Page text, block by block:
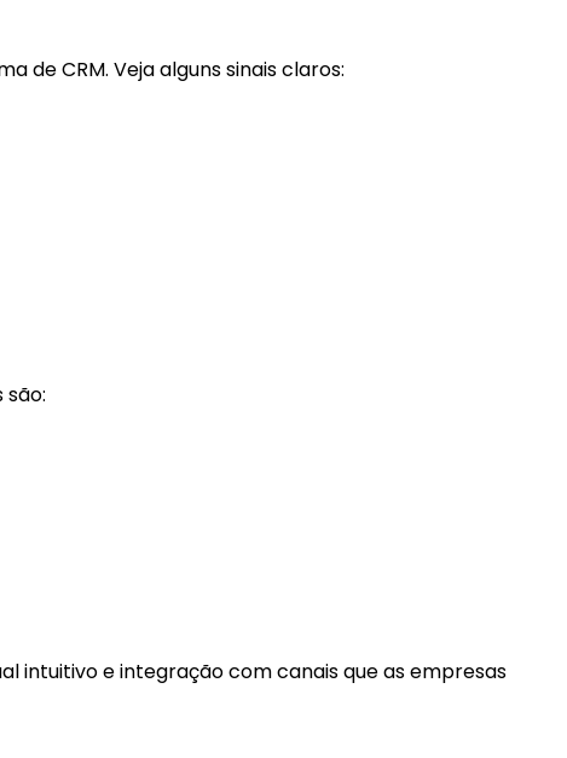
de CRM. Veja alguns sinais claros:
intuitivo e integração com canais que as empresas